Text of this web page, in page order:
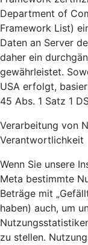
Department of
Framework List)
Daten an Server
daher ein
gewährleistet.
USA erfolgt,
45 Abs. 1 Satz 1
Verarbeitung von
Verantwortlichkeit
Wenn Sie unsere
Meta bestimmte
Beträge mit
haben) auch, um
zu stellen.